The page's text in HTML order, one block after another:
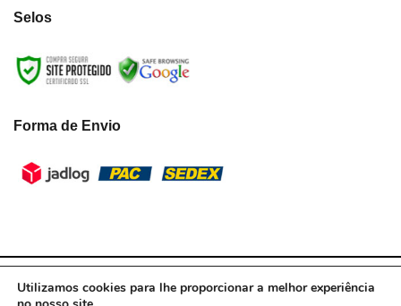
Selos
Forma de Envio
LumiLua3D - CNPJ:39.433.787/0001-10 © Todos os direitos reservados.
2021
Utilizamos cookies para lhe proporcionar a melhor experiência